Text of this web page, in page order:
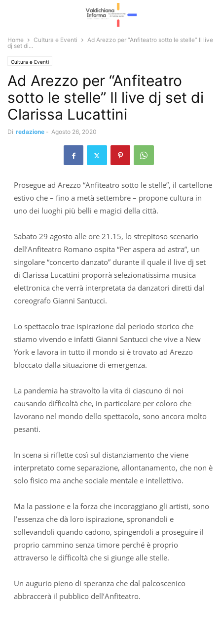
Home Cultura e Eventi
Ad Arezzo per “Anfiteatro sotto le stelle” Il live
dj set di...
Cultura e Eventi
Ad Arezzo per “Anfiteatro
sotto le stelle” Il live dj set di
Clarissa Lucattini
Di redazione - Agosto 26, 2020
Prosegue ad Arezzo “Anfiteatro sotto le stelle”, il cartellone
estivo che – fino a metà settembre – propone cultura in
uno dei luoghi più belli e magici della città.
Sabato 29 agosto alle ore 21.15, lo strepitoso scenario
dell’Anfiteatro Romano ospita “Per aspera ad astra”, un
singolare “concerto danzato” durante il quale il live dj set
di Clarissa Lucattini proporrà selezionatissima musica
elettronica che verrà interpretata da danzatori diretti dal
coreografo Gianni Santucci.
Lo spettacolo trae ispirazione dal periodo storico che
stiamo vivendo e infatti Gianni Santucci che vive a New
York e lavora in tutto il mondo si è trovato ad Arezzo
bloccato dalla situazione di emergenza.
La pandemia ha stravolto la vita di ciascuno di noi
causando difficoltà che, in particolare per coloro che
lavorano nel mondo dello spettacolo, sono ancora molto
pesanti.
In scena si riflette così sul distanziamento che viene
interpretato come separazione, allontanamento, che non è
solo fisico ma anche sociale mentale e intellettivo.
Ma la passione e la forza che incoraggiano gli artisti, sono
l’essenza che dà loro ispirazione, spronandoli e
sollevandoli quando cadono, spingendoli a proseguire il
proprio cammino senza timore perché è proprio
attraverso le difficoltà che si giunge alle stelle.
Un augurio pieno di speranza che dal palcoscenico
abbraccerà il pubblico dell’Anfiteatro.